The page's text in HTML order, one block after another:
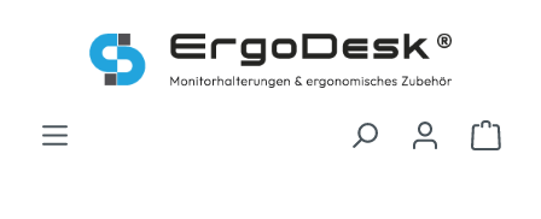
Zum Hauptinhalt springen